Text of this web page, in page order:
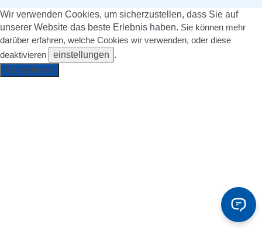
Wir verwenden Cookies, um sicherzustellen, dass Sie auf
unserer Website das beste Erlebnis haben. Sie können mehr
darüber erfahren, welche Cookies wir verwenden, oder diese
deaktivieren
einstellungen .
Akzeptieren